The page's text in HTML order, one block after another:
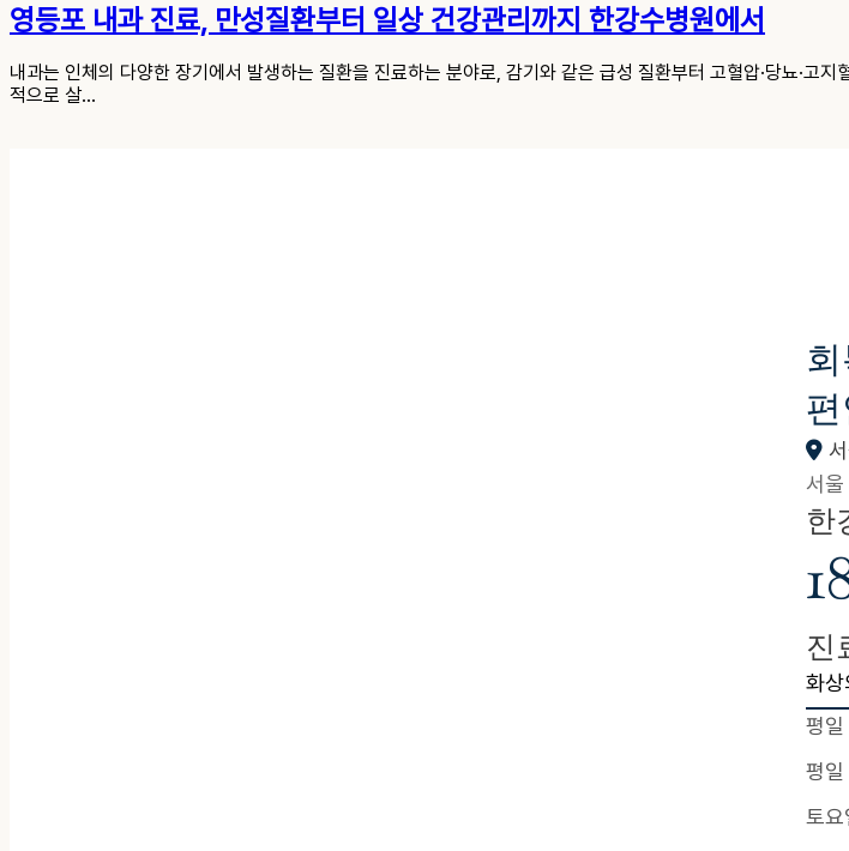
영등포 내과 진료, 만성질환부터 일상 건강관리까지 한강수병원에서
내과는 인체의 다양한 장기에서 발생하는 질환을 진료하는 분야로, 감기와 같은 급성 질환부터 고혈압·당뇨·고
적으로 살…
서
한
진
화상
평일
평일
토요